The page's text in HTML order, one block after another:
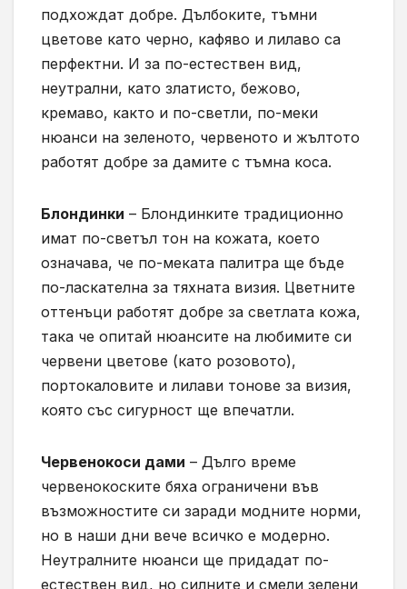
подхождат добре. Дълбоките, тъмни
цветове като черно, кафяво и лилаво са
перфектни. И за по-естествен вид,
неутрални, като златисто, бежово,
кремаво, както и по-светли, по-меки
нюанси на зеленото, червеното и жълтото
работят добре за дамите с тъмна коса.
Блондинки – Блондинките традиционно
имат по-светъл тон на кожата, което
означава, че по-меката палитра ще бъде
по-ласкателна за тяхната визия. Цветните
оттенъци работят добре за светлата кожа,
така че опитай нюансите на любимите си
червени цветове (като розовото),
портокаловите и лилави тонове за визия,
която със сигурност ще впечатли.
Червенокоси дами – Дълго време
червенокоските бяха ограничени във
възможностите си заради модните норми,
но в наши дни вече всичко е модерно.
Неутралните нюанси ще придадат по-
естествен вид, но силните и смели зелени